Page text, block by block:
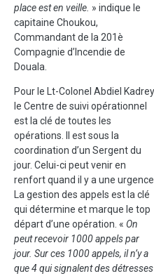
place est en veille. » indique le
capitaine Choukou,
Commandant de la 201è
Compagnie d’Incendie de
Douala.
Pour le Lt-Colonel Abdiel
le Centre de suivi opérationnel
est la clé de toutes les
opérations. Il est sous la
coordination d’un Sergent du
jour. Celui-ci peut venir en
renfort quand il y a une urgence.
La gestion des appels est la clé
qui détermine et marque le top
départ d’une opération. « On
peut recevoir 1000 appels par
jour. Sur ces 1000 appels, il n’y a
que 4 qui signalent des détresses